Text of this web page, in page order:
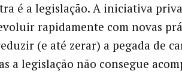
é a legislação. A iniciativa
rapidamente com novas
(e até zerar) a pegada de
a legislação não consegue